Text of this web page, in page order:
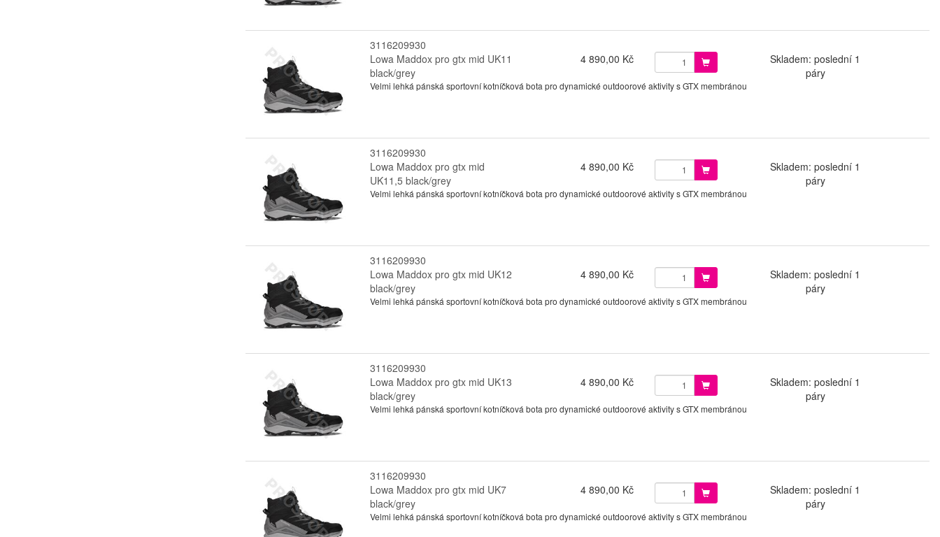
3116209930
Lowa Maddox pro gtx mid UK11
black/grey
4 890,00 Kč
Skladem: poslední 1
páry
Velmi lehká pánská sportovní kotníčková bota pro dynamické outdoorové aktivity s GTX membránou
3116209930
Lowa Maddox pro gtx mid
UK11,5 black/grey
4 890,00 Kč
Skladem: poslední 1
páry
Velmi lehká pánská sportovní kotníčková bota pro dynamické outdoorové aktivity s GTX membránou
3116209930
Lowa Maddox pro gtx mid UK12
black/grey
4 890,00 Kč
Skladem: poslední 1
páry
Velmi lehká pánská sportovní kotníčková bota pro dynamické outdoorové aktivity s GTX membránou
3116209930
Lowa Maddox pro gtx mid UK13
black/grey
4 890,00 Kč
Skladem: poslední 1
páry
Velmi lehká pánská sportovní kotníčková bota pro dynamické outdoorové aktivity s GTX membránou
3116209930
Lowa Maddox pro gtx mid UK7
black/grey
4 890,00 Kč
Skladem: poslední 1
páry
Velmi lehká pánská sportovní kotníčková bota pro dynamické outdoorové aktivity s GTX membránou